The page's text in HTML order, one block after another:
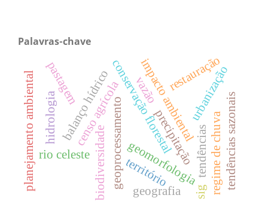
Palavras-chave
conservação florestal
impacto ambiental
censo agrícola
biodiversidade
rio celeste tendências
precipitação
vazão
balanço hídrico
geomorfologia
geoprocessamento
hidrologia
planejamento ambiental regime de chuvatendências sazonais
território
restauração
pastagem urbanização
geografia sig